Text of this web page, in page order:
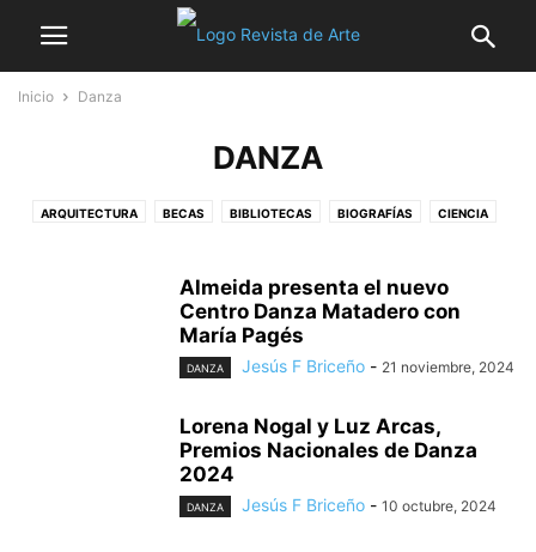
Inicio Danza
DANZA
ARQUITECTURA BECAS BIBLIOTECAS BIOGRAFÍAS CIENCIA
LA NOCHE DE LOS MUSEOS LA NOCHE EN BLANCO
NAVIDAD NO SÓLO ARTE
SEMANA DE LA ARQUITECTURA SEMANA DE LA CIENCIA TALLERES
Almeida presenta el nuevo
Centro Danza Matadero con
María Pagés
DANZA Jesús F Briceño - 21 noviembre, 2024
Lorena Nogal y Luz Arcas,
Premios Nacionales de Danza
2024
DANZA Jesús F Briceño - 10 octubre, 2024